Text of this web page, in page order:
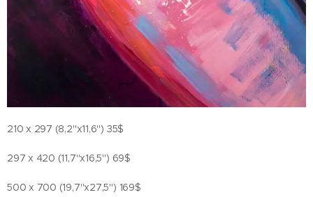
210 x 297 (8,2"x11,6") 35$
297 x 420 (11,7"x16,5") 69$
500 x 700 (19,7"x27,5") 169$